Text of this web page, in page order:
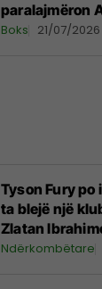
paralajmëron
Boks 21/07/2026
Tyson Fury
ta blejë një
Zlatan
Ndërkombëtare